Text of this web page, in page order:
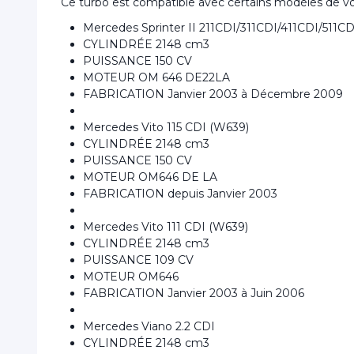
Mercedes Sprinter II 211CDI/311CDI/411CDI/
CYLINDRÉE 2148 cm3
PUISSANCE 150 CV
MOTEUR OM 646 DE22LA
FABRICATION Janvier 2003 à Décembre 2009
Mercedes Vito 115 CDI (W639)
CYLINDRÉE 2148 cm3
PUISSANCE 150 CV
MOTEUR OM646 DE LA
FABRICATION depuis Janvier 2003
Mercedes Vito 111 CDI (W639)
CYLINDRÉE 2148 cm3
PUISSANCE 109 CV
MOTEUR OM646
FABRICATION Janvier 2003 à Juin 2006
Mercedes Viano 2.2 CDI
CYLINDRÉE 2148 cm3